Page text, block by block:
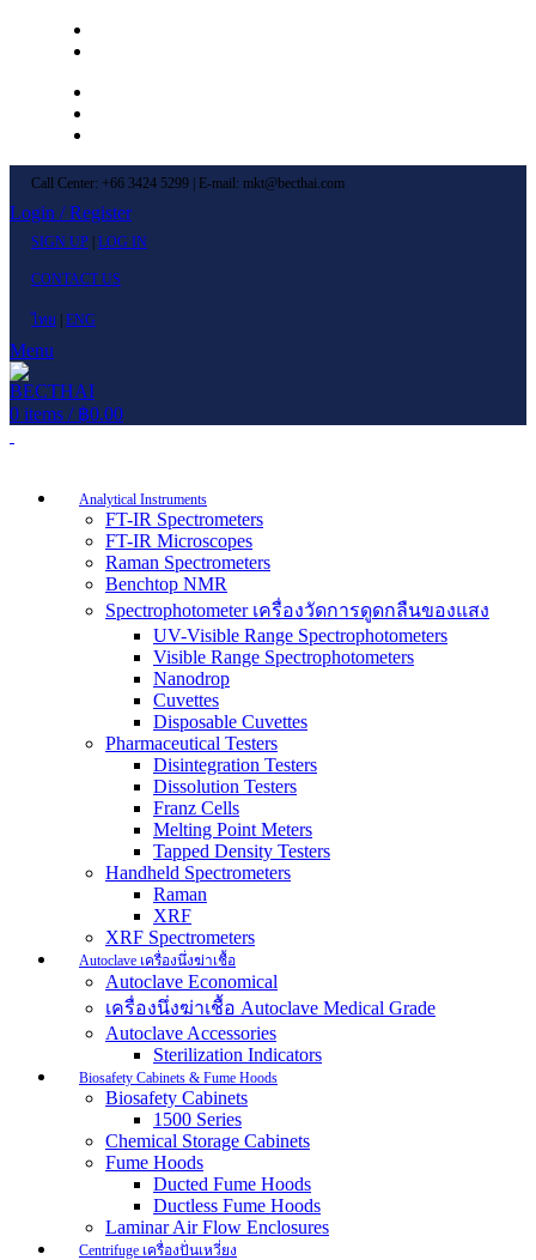
Call Center: +66 3424 5299 | E-mail: mkt@becthai.com
Login / Register
SIGN UP LOG IN
CONTACT US
ไทย ENG
Menu
0 items / ฿0.00
Analytical Instruments
FT-IR Spectrometers
FT-IR Microscopes
Raman Spectrometers
Benchtop NMR
Spectrophotometer เครื่องวัดการดูดกลืนของแสง
UV-Visible Range Spectrophotometers
Visible Range Spectrophotometers
Nanodrop
Cuvettes
Disposable Cuvettes
Pharmaceutical Testers
Disintegration Testers
Dissolution Testers
Franz Cells
Melting Point Meters
Tapped Density Testers
Handheld Spectrometers
Raman
XRF
XRF Spectrometers
Autoclave เครื่องนึ่งฆ่าเชื้อ
Autoclave Economical
เครื่องนึ่งฆ่าเชื้อ Autoclave Medical Grade
Autoclave Accessories
Sterilization Indicators
Biosafety Cabinets & Fume Hoods
Biosafety Cabinets
1500 Series
Chemical Storage Cabinets
Fume Hoods
Ducted Fume Hoods
Ductless Fume Hoods
Laminar Air Flow Enclosures
Centrifuge เครื่องปั่นเหวี่ยง